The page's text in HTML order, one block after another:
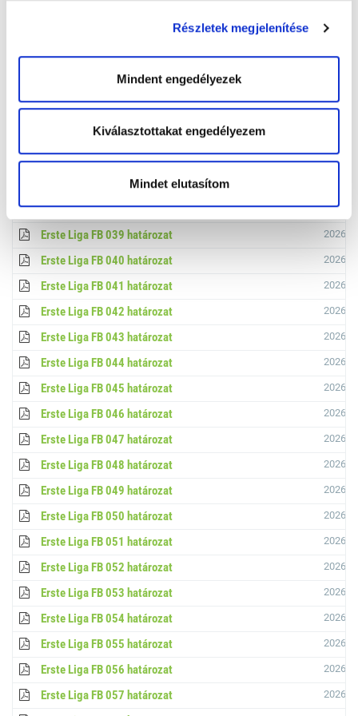
Részletek megjelenítése
Mindent engedélyezek
Kiválasztottakat engedélyezem
Mindet elutasítom
Erste Liga FB 030 határozat
Erste Liga FB 032 határozat
Erste Liga FB 033 határozat
Erste Liga FB 034 határozat
Erste Liga FB 035 határozat
Erste Liga FB 036 határozat
Erste Liga FB 037 határozat
Erste Liga FB 038 határozat
Erste Liga FB 039 határozat
Erste Liga FB 040 határozat
Erste Liga FB 041 határozat
Erste Liga FB 042 határozat
Erste Liga FB 043 határozat
Erste Liga FB 044 határozat
Erste Liga FB 045 határozat
Erste Liga FB 046 határozat
Erste Liga FB 047 határozat
Erste Liga FB 048 határozat
Erste Liga FB 049 határozat
Erste Liga FB 050 határozat
Erste Liga FB 051 határozat
Erste Liga FB 052 határozat
Erste Liga FB 053 határozat
Erste Liga FB 054 határozat
Erste Liga FB 055 határozat
Erste Liga FB 056 határozat
Erste Liga FB 057 határozat